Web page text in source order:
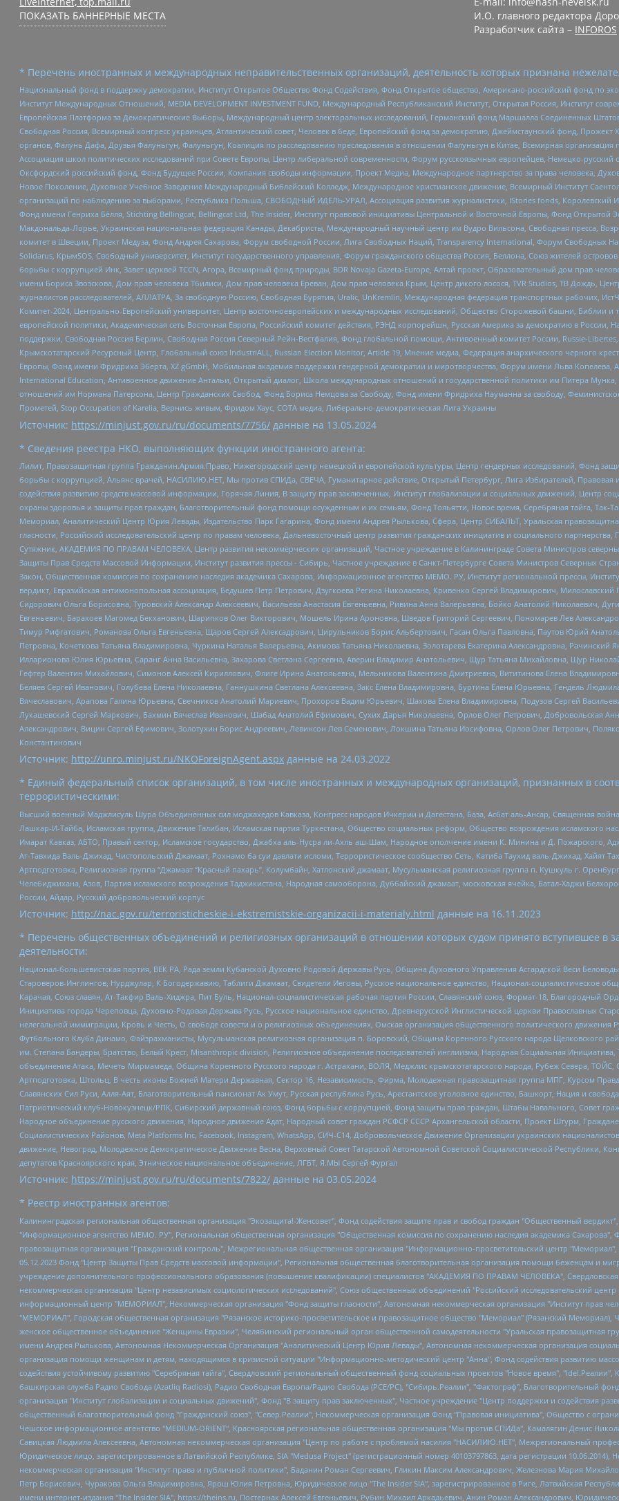
ПОКАЗАТЬ БАННЕРНЫЕ МЕСТА
И.О. главного редактора
Разработчик сайта – INFOROS
* Перечень иностранных и международных неправительственных организаций, деятельность которых признана
Национальный фонд в поддержку демократии, Институт Открытое Общество Фонд Содействия, Фонд Открытое общество, Американо-российский фонд по
Институт Международных Отношений, MEDIA DEVELOPMENT INVESTMENT FUND, Международный Республиканский Институт, Открытая Россия, Институт
Европейская Платформа за Демократические Выборы, Международный центр электоральных исследований, Германский фонд Маршалла Соединенных
Свободная Россия, Всемирный конгресс украинцев, Атлантический совет, Человек в беде, Европейский фонд за демократию, Джеймстаунский фонд,
органов, Фалунь Дафа, Друзья Фалуньгун, Фалуньгун, Коалиция по расследованию преследования в отношении Фалуньгун в Китае, Всемирная
Ассоциация школ политических исследований при Совете Европы, Центр либеральной современности, Форум русскоязычных европейцев, Немецко-
Оксфордский российский фонд, Фонд Будущее России, Компания свободы информации, Проект Медиа, Международное партнерство за права человека,
Новое Поколение, Духовное Учебное Заведение Международный Библейский Колледж, Международное христианское движение, Всемирный Институт
организаций по наблюдению за выборами, Республика Польша, СВОБОДНЫЙ ИДЕЛЬ-УРАЛ, Ассоциация развития журналистики, IStories fonds,
Фонд имени Генриха Бёлля, Stichting Bellingcat, Bellingcat Ltd, The Insider, Институт правовой инициативы Центральной и Восточной Европы, Фонд Открытой
Макдональда-Лорье, Украинская национальная федерация Канады, Декабристы, Международный научный центр им Вудро Вильсона, Свободная пресса,
комитет в Швеции, Проект Медуза, Фонд Андрея Сахарова, Форум свободной России, Лига Свободных Наций, Transparеncy International, Форум Свободных
Solidarus, КрымSOS, Свободный университет, Институт государственного управления, Форум гражданского общества Россия, Беллона, Союз жителей
борьбы с коррупцией Инк, Завет церквей TCCN, Агора, Всемирный фонд природы, BDR Novaja Gazeta-Europe, Алтай проект, Образовательный дом прав
имени Бориса Звозскова, Дом прав человека Тбилиси, Дом прав человека Ереван, Дом прав человека Крым, Центр дикого лосося, TVR Studios, ТВ Дождь,
журналистов расследователей, АЛЛАТРА, За свободную Россию, Свободная Бурятия, Uralic, UnKremlin, Международная федерация транспортных рабочих,
Комитет-2024, Центрально-Европейский университет, Центр восточноевропейских и международных исследований, Общество Сторожевой башни, Библии и
европейской политики, Академическая сеть Восточная Европа, Российский комитет действия, РЭНД корпорейшн, Русская Америка за демократию в России,
поддержки, Свободная Россия Берлин, Свободная Россия Северный Рейн-Вестфалия, Фонд глобальной помощи, Антивоенный комитет России, Russie-
Крымскотатарский Ресурсный Центр, Глобальный союз IndustriALL, Russian Election Monitor, Article 19, Мнение медиа, Федерация анархического черного
Европы, Фонд имени Фридриха Эберта, XZ gGmbH, Мобильная академия поддержки гендерной демократии и миротворчества, Форум имени Льва Копелева,
International Education, Антивоенное движение Антальи, Открытый диалог, Школа международных отношений и государственной политики им Питера
отношений им Нормана Патерсона, Центр Гражданских Свобод, Фонд Бориса Немцова за Свободу, Фонд имени Фридриха Науманна за свободу,
Прометей, Stop Occupation of Karelia, Вернись живым, Фридом Хаус, СОТА медиа, Либерально-демократическая Лига Украины
Источник: https://minjust.gov.ru/ru/documents/7756/ данные на 13.05.2024
* Сведения реестра НКО, выполняющих функции иностранного агента:
Лилит, Правозащитная группа Гражданин.Армия.Право, Нижегородский центр немецкой и европейской культуры, Центр гендерных исследований, Фонд
борьбы с коррупцией, Альянс врачей, НАСИЛИЮ.НЕТ, Мы против СПИДа, СВЕЧА, Гуманитарное действие, Открытый Петербург, Лига Избирателей, Правовая
содействия развитию средств массовой информации, Горячая Линия, В защиту прав заключенных, Институт глобализации и социальных движений, Центр
охраны здоровья и защиты прав граждан, Благотворительный фонд помощи осужденным и их семьям, Фонд Тольятти, Новое время, Серебряная тайга, Так-
Мемориал, Аналитический Центр Юрия Левады, Издательство Парк Гагарина, Фонд имени Андрея Рылькова, Сфера, Центр СИБАЛЬТ, Уральская
гласности, Российский исследовательский центр по правам человека, Дальневосточный центр развития гражданских инициатив и социального
Сутяжник, АКАДЕМИЯ ПО ПРАВАМ ЧЕЛОВЕКА, Центр развития некоммерческих организаций, Частное учреждение в Калининграде Совета Министров
Защиты Прав Средств Массовой Информации, Институт развития прессы - Сибирь, Частное учреждение в Санкт-Петербурге Совета Министров Северных
Закон, Общественная комиссия по сохранению наследия академика Сахарова, Информационное агентство МЕМО. РУ, Институт региональной прессы,
вердикт, Евразийская антимонопольная ассоциация, Бедушев Петр Петрович, Дзугкоева Регина Николаевна, Кривенко Сергей Владимирович,
Сидорович Ольга Борисовна, Туровский Александр Алексеевич, Васильева Анастасия Евгеньевна, Ривина Анна Валерьевна, Бойко Анатолий Николаевич,
Евгеньевич, Барахоев Магомед Бекханович, Шарипков Олег Викторович, Мошель Ирина Ароновна, Шведов Григорий Сергеевич, Пономарев Лев
Тимур Рифгатович, Романова Ольга Евгеньевна, Щаров Сергей Алексадрович, Цирульников Борис Альбертович, Гасан Ольга Павловна, Паутов Юрий
Петровна, Кочеткова Татьяна Владимировна, Чуркина Наталья Валерьевна, Акимова Татьяна Николаевна, Золотарева Екатерина Александровна,
Илларионова Юлия Юрьевна, Саранг Анна Васильевна, Захарова Светлана Сергеевна, Аверин Владимир Анатольевич, Щур Татьяна Михайловна, Щур
Гефтер Валентин Михайлович, Симонов Алексей Кириллович, Флиге Ирина Анатольевна, Мельникова Валентина Дмитриевна, Вититинова Елена
Беляев Сергей Иванович, Голубева Елена Николаевна, Ганнушкина Светлана Алексеевна, Закс Елена Владимировна, Буртина Елена Юрьевна, Гендель
Вячеславович, Арапова Галина Юрьевна, Свечников Анатолий Мариевич, Прохоров Вадим Юрьевич, Шахова Елена Владимировна, Подузов Сергей
Лукашевский Сергей Маркович, Бахмин Вячеслав Иванович, Шабад Анатолий Ефимович, Сухих Дарья Николаевна, Орлов Олег Петрович, Добровольская
Александрович, Вицин Сергей Ефимович, Золотухин Борис Андреевич, Левинсон Лев Семенович, Локшина Татьяна Иосифовна, Орлов Олег Петрович,
Константинович
Источник: http://unro.minjust.ru/NKOForeignAgent.aspx данные на 24.03.2022
* Единый федеральный список организаций, в том числе иностранных и международных организаций, признанных в
террористическими:
Высший военный Маджлисуль Шура Объединенных сил моджахедов Кавказа, Конгресс народов Ичкерии и Дагестана, База, Асбат аль-Ансар, Священная
Лашкар-И-Тайба, Исламская группа, Движение Талибан, Исламская партия Туркестана, Общество социальных реформ, Общество возрождения исламского
Имарат Кавказ, АБТО, Правый сектор, Исламское государство, Джабха аль-Нусра ли-Ахль аш-Шам, Народное ополчение имени К. Минина и Д. Пожарского,
Ат-Тавхида Валь-Джихад, Чистопольский Джамаат, Рохнамо ба суи давлати исломи, Террористическое сообщество Сеть, Катиба Таухид валь-Джихад,
Артподготовка, Религиозная группа “Джамаат “Красный пахарь”, Колумбайн, Хатлонский джамаат, Мусульманская религиозная группа п. Кушкуль г.
Челебиджихана, Азов, Партия исламского возрождения Таджикистана, Народная самооборона, Дуббайский джамаат, московская ячейка, Батал-Хаджи
России, Айдар, Русский добровольческий корпус
Источник: http://nac.gov.ru/terroristicheskie-i-ekstremistskie-organizacii-i-materialy.html данные на 16.11.2023
* Перечень общественных объединений и религиозных организаций в отношении которых судом принято вступившее в
деятельности:
Национал-большевистская партия, ВЕК РА, Рада земли Кубанской Духовно Родовой Державы Русь, Община Духовного Управления Асгардской Веси
Староверов-Инглингов, Нурджулар, К Богодержавию, Таблиги Джамаат, Свидетели Иеговы, Русское национальное единство, Национал-социалистическое
Карачая, Союз славян, Ат-Такфир Валь-Хиджра, Пит Буль, Национал-социалистическая рабочая партия России, Славянский союз, Формат-18, Благородный
Инициатива города Череповца, Духовно-Родовая Держава Русь, Русское национальное единство, Древнерусской Инглистической церкви Православных
нелегальной иммиграции, Кровь и Честь, О свободе совести и о религиозных объединениях, Омская организация общественного политического движения
Футбольного Клуба Динамо, Файзрахманисты, Мусульманская религиозная организация п. Боровский, Община Коренного Русского народа Щелковского
им. Степана Бандеры, Братство, Белый Крест, Misanthropic division, Религиозное объединение последователей инглиизма, Народная Социальная
объединение Атака, Мечеть Мирмамеда, Община Коренного Русского народа г. Астрахани, ВОЛЯ, Меджлис крымскотатарского народа, Рубеж Севера, ТОЙС,
Артподготовка, Штольц, В честь иконы Божией Матери Державная, Сектор 16, Независимость, Фирма, Молодежная правозащитная группа МПГ, Курсом
Славянских Сил Руси, Алля-Аят, Благотворительный пансионат Ак Умут, Русская республика Русь, Арестантское уголовное единство, Башкорт, Нация и
Патриотический клуб-Новокузнецк/РПК, Сибирский державный союз, Фонд борьбы с коррупцией, Фонд защиты прав граждан, Штабы Навального, Совет
Народное объединение русского движения, Народное движение Адат, Народный совет граждан РСФСР СССР Архангельской области, Проект Штурм,
Социалистических Районов, Meta Platforms Inc, Facebook, Instagram, WhatsApp, СИЧ-С14, Добровольческое Движение Организации украинских
движение, Невоград, Молодежное Демократическое Движение Весна, Верховный Совет Татарской Автономной Советской Социалистической Республики,
депутатов Красноярского края, Этническое национальное объединение, ЛГБТ, Я.МЫ Сергей Фургал
Источник: https://minjust.gov.ru/ru/documents/7822/ данные на 03.05.2024
* Реестр иностранных агентов:
Калининградская региональная общественная организация "Экозащита!-Женсовет", Фонд содействия защите прав и свобод граждан "Общественный вердикт", Фонд "Институт Развития Свободы Информации", Частное учреждение "Информационное агентство МЕМО. РУ", Региональная общественная организация "Общественная комиссия по сохранению наследия академика Сахарова", Фонд поддержки свободы прессы, Санкт-Петербургская общественная правозащитная организация "Гражданский контроль", Межрегиональная общественная организация "Информационно-просветительский центр "Мемориал", Региональный Фонд "Центр Защиты Прав Средств Массовой Информации", с 05.12.2023 Фонд "Центр Защиты Прав Средств массовой информации", Региональная общественная благотворительная организация помощи беженцам и мигрантам "Гражданское содействие", Негосударственное образовательное учреждение дополнительного профессионального образования (повышение квалификации) специалистов "АКАДЕМИЯ ПО ПРАВАМ ЧЕЛОВЕКА", Свердловская региональная общественная организация "Сутяжник", Автономная некоммерческая организация "Центр независимых социологических исследований", Союз общественных объединений "Российский исследовательский центр по правам человека", Региональное общественное учреждение научно-информационный центр "МЕМОРИАЛ", Некоммерческая организация "Фонд защиты гласности", Автономная некоммерческая организация "Институт прав человека", Городская общественная организация "Екатеринбургское общество "МЕМОРИАЛ", Городская общественная организация "Рязанское историко-просветительское и правозащитное общество "Мемориал" (Рязанский Мемориал), Челябинский региональный орган общественной самодеятельности – женское общественное объединение "Женщины Евразии", Челябинский региональный орган общественной самодеятельности "Уральская правозащитная группа", Фонд содействия защите здоровья и социальной справедливости имени Андрея Рылькова, Автономная Некоммерческая Организация "Аналитический Центр Юрия Левады", Автономная некоммерческая организация социальной поддержки населения "Проект Апрель", Региональная общественная организация помощи женщинам и детям, находящимся в кризисной ситуации "Информационно-методический центр "Анна", Фонд содействия развитию массовых коммуникаций и правовому просвещению "Так-так-Так", Фонд содействия устойчивому развитию "Серебряная тайга", Свердловский региональный общественный фонд социальных проектов "Новое время", "Idel.Реалии", Кавказ.Реалии, Крым.Реалии, Телеканал Настоящее Время, Татаро-башкирская служба Радио Свобода (Azatliq Radiosi), Радио Свободная Европа/Радио Свобода (PCE/PC), "Сибирь.Реалии", "Фактограф", Благотворительный фонд помощи осужденным и их семьям, Автономная некоммерческая организация "Институт глобализации и социальных движений", Фонд "В защиту прав заключенных", Частное учреждение "Центр поддержки и содействия развитию средств массовой информации", Пензенский региональный общественный благотворительный фонд "Гражданский союз", "Север.Реалии", Некоммерческая организация Фонд "Правовая инициатива", Общество с ограниченной ответственностью "Радио Свободная Европа/Радио Свобода", Чешское информационное агентство "MEDIUM-ORIENT", Красноярская региональная общественная организация "Мы против СПИДа", Камалягин Денис Николаевич, Маркелов Сергей Евгеньевич, Пономарев Лев Александрович, Савицкая Людмила Алексеевна, Автономная некоммерческая организация "Центр по работе с проблемой насилия "НАСИЛИЮ.НЕТ", Межрегиональный профессиональный союз работников здравоохранения "Альянс врачей", Юридическое лицо, зарегистрированное в Латвийской Республике, SIA "Medusa Project" (регистрационный номер 40103797863, дата регистрации 10.06.2014), Некоммерческая организация "Фонд по борьбе с коррупцией", Автономная некоммерческая организация "Институт права и публичной политики", Баданин Роман Сергеевич, Гликин Максим Александрович, Железнова Мария Михайловна, Лукьянова Юлия Сергеевна, Маетная Елизавета Витальевна, Маняхин Петр Борисович, Чуракова Ольга Владимировна, Ярош Юлия Петровна, Юридическое лицо "The Insider SIA", зарегистрированное в Риге, Латвийская Республика (дата регистрации 26.06.2015), являющееся администратором доменного имени интернет-издания "The Insider SIA", https://theins.ru, Постернак Алексей Евгеньевич, Рубин Михаил Аркадьевич, Анин Роман Александрович, Юридическое лицо Istories fonds, зарегистрированное в Латвийской Республике (регистрационный номер 50008295751, дата регистрации 24.02.2020), Великовский Дмитрий Александрович, Долинина Ирина Николаевна, Мароховская Алеся Алексеевна, Шлейнов Роман Юрьевич, Шмагун Олеся Валентиновна, Общество с ограниченной ответственностью "Альтаир 2021", Общество с ограниченной ответственностью "Вега 2021", Общество с ограниченной ответственностью "Главный редактор 2021", Общество с ограниченной ответственностью "Ромашки монолит", Важенков Артем Валерьевич, Ивановская областная общественная организация "Центр гендерных исследований", Гурман Юрий Альбертович, Медиапроект "ОВД-Инфо", Егоров Владимир Владимирович, Жилинский Владимир Александрович, Общество с ограниченной ответственностью "ЗП", Иванова София Юрьевна, Карезина Инна Павловна, Кильтау Екатерина Викторовна, Петров Алексей Викторович, Пискунов Сергей Евгеньевич, Смирнов Сергей Сергеевич, Тихонов Михаил Сергеевич, Общество с ограниченной ответственностью "ЖУРНАЛИСТ-ИНОСТРАННЫЙ АГЕНТ", Арапова Галина Юрьевна, Вольтская Татьяна Анатольевна, Американская компания "Mason G.E.S. Anonymous Foundation" (США), являющаяся владельцем интернет-издания https://mnews.world/, Компания "Stichting Bellingcat", зарегистрированная в Нидерландах (дата регистрации 11.07.2018), Захаров Андрей Вячеславович, Клепиковская Екатерина Дмитриевна, Общество с ограниченной ответственностью "МЕМО", Перл Роман Александрович, Симонов Евгений Алексеевич, Соловьева Елена Анатольевна, Сотников Даниил Владимирович, Сурначева Елизавета Дмитриевна, Автономная некоммерческая организация по защите прав человека и информированию населения "Якутия – Наше Мнение", Общество с ограниченной ответственностью "Москоу диджитал медиа", с 26.01.2023 Общество с ограниченной ответственностью "Чайка Белые сады", Ветошкина Валерия Валерьевна, Заговора Максим Александрович, Межрегиональное общественное движение "Российская ЛГБТ - сеть", Оленичев Максим Владимирович, Павлов Иван Юрьевич, Скворцова Елена Сергеевна, Общество с ограниченной ответственностью "Как бы инагент", Кочетков Игорь Викторович, Общество с ограниченной ответственностью "Честные выборы", Еланчик Олег Александрович, Общество с ограниченной ответственностью "Нобелевский призыв", Гималова Регина Эмилевна, Григорьев Андрей Валерьевич, Григорьева Алина Александровна, Ассоциация по содействию защите прав призывников, альтернативнослужащих и военнослужащих "Правозащитная группа "Гражданин.Армия.Право", Хисамова Регина Фаритовна,